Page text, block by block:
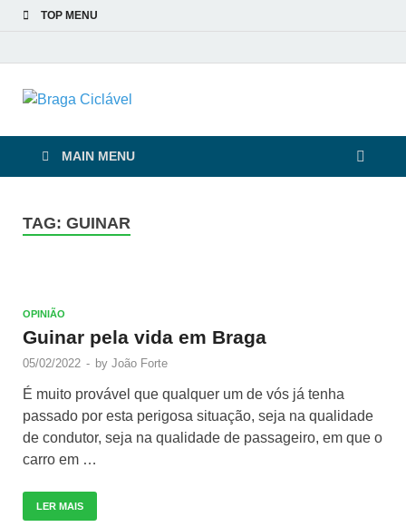
TOP MENU
Braga Ciclável
MAIN MENU
TAG: GUINAR
OPINIÃO
Guinar pela vida em Braga
05/02/2022 - by João Forte
É muito provável que qualquer um de vós já tenha
passado por esta perigosa situação, seja na qualidade
de condutor, seja na qualidade de passageiro, em que o
carro em …
LER MAIS